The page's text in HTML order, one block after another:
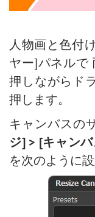
人物画と色付
ヤー]パネルで
押しながらド
押します。
キャンバスの
ジ] > [キャン
を次のように設